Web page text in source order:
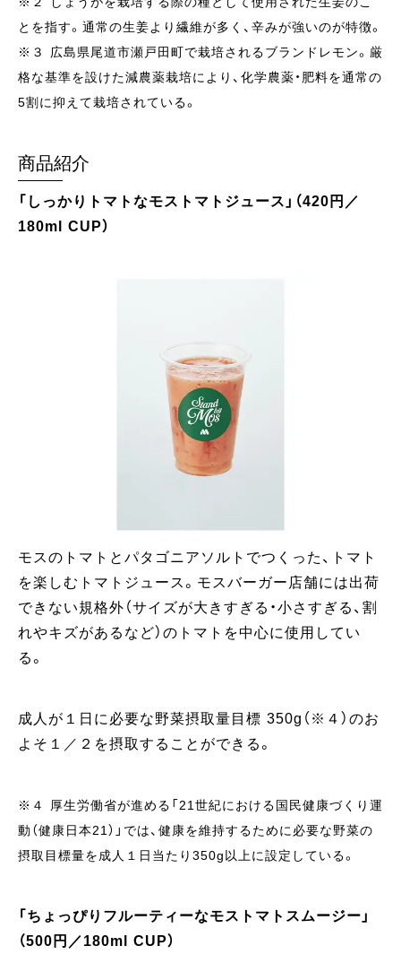
とを指す。通常の生姜より繊維が多く、辛みが強いのが特徴。
※３ 広島県尾道市瀬戸田町で栽培されるブランドレモン。厳
格な基準を設けた減農薬栽培により、化学農薬・肥料を通常の
5割に抑えて栽培されている。
商品紹介
「しっかりトマトなモストマトジュース」（420円／
180ml CUP）
モスのトマトとパタゴニアソルトでつくった、トマト
を楽しむトマトジュース。モスバーガー店舗には出荷
できない規格外（サイズが大きすぎる・小さすぎる、割
れやキズがあるなど）のトマトを中心に使用してい
る。
成人が１日に必要な野菜摂取量目標 350g（※４）のお
よそ１／２を摂取することができる。
※４ 厚生労働省が進める「21世紀における国民健康づくり運
動（健康日本21）」では、健康を維持するために必要な野菜の
摂取目標量を成人１日当たり350g以上に設定している。
「ちょっぴりフルーティーなモストマトスムージー」
（500円／180ml CUP）